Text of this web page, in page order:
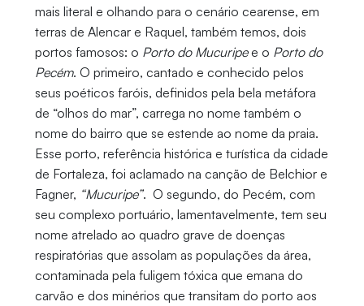
mais literal e olhando para o cenário cearense, em
terras de Alencar e Raquel, também temos, dois
portos famosos: o Porto do Mucuripee o Porto do
Pecém. O primeiro, cantado e conhecido pelos
seus poéticos faróis, definidos pela bela metáfora
de “olhos do mar”, carrega no nome também o
nome do bairro que se estende ao nome da praia.
Esse porto, referência histórica e turística da cidade
de Fortaleza, foi aclamado na canção de Belchior e
Fagner, “Mucuripe”. O segundo, do Pecém, com
seu complexo portuário, lamentavelmente, tem seu
nome atrelado ao quadro grave de doenças
respiratórias que assolam as populações da área,
contaminada pela fuligem tóxica que emana do
carvão e dos minérios que transitam do porto aos